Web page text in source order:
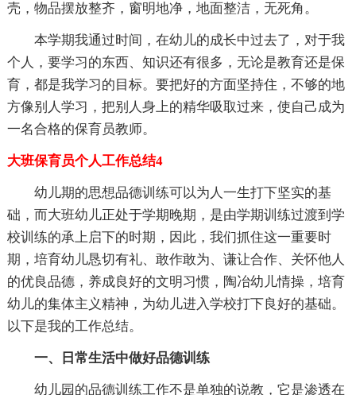
壳，物品摆放整齐，窗明地净，地面整洁，无死角。
本学期我通过时间，在幼儿的成长中过去了，对于我
个人，要学习的东西、知识还有很多，无论是教育还是保
育，都是我学习的目标。要把好的方面坚持住，不够的地
方像别人学习，把别人身上的精华吸取过来，使自己成为
一名合格的保育员教师。
大班保育员个人工作总结4
幼儿期的思想品德训练可以为人一生打下坚实的基
础，而大班幼儿正处于学期晚期，是由学期训练过渡到学
校训练的承上启下的时期，因此，我们抓住这一重要时
期，培育幼儿恳切有礼、敢作敢为、谦让合作、关怀他人
的优良品德，养成良好的文明习惯，陶冶幼儿情操，培育
幼儿的集体主义精神，为幼儿进入学校打下良好的基础。
以下是我的工作总结。
一、日常生活中做好品德训练
幼儿园的品德训练工作不是单独的说教，它是渗透在